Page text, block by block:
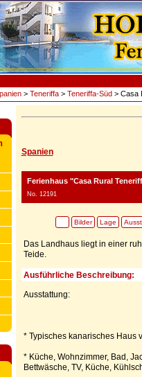
> Teneriffa> Teneriffa-Süd> Casa
Spanien
Ferienhaus "Casa Rural
No. 12191
Bilder Lage
Das Landhaus liegt in einer
Teide.
Ausführliche Beschreibung:
Ausstattung:
* Typisches kanarisches Haus
* Küche, Wohnzimmer, Bad,
Bettwäsche, TV, Küche,